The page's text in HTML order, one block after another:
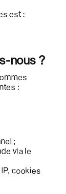
est :
nous ?
:
;
via le
cookies